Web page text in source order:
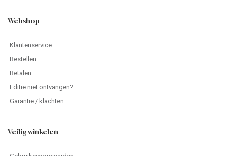
Webshop
Klantenservice
Bestellen
Betalen
Editie niet ontvangen?
Garantie / klachten
Veilig winkelen